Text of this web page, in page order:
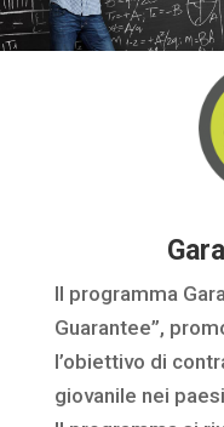
Il programma
Guarantee”,
l’obiettivo di
giovanile nei